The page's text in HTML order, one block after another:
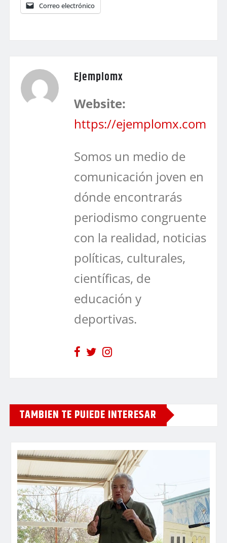
Correo electrónico
Ejemplomx
Website:
https://ejemplomx.com
Somos un medio de
comunicación joven en
dónde encontrarás
periodismo congruente
con la realidad, noticias
políticas, culturales,
científicas, de
educación y
deportivas.
TAMBIEN TE PUIEDE INTERESAR